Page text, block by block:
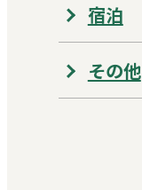
宿泊
その他